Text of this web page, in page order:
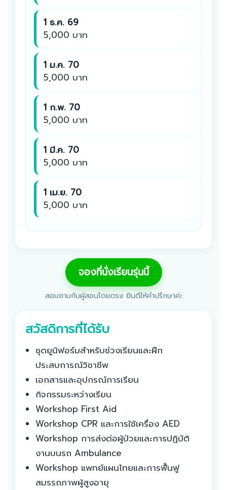
1 ธ.ค. 69
5,000 บาท
1 ม.ค. 70
5,000 บาท
1 ก.พ. 70
5,000 บาท
1 มี.ค. 70
5,000 บาท
1 เม.ย. 70
5,000 บาท
จองที่นั่งเรียนรุ่นนี้
สอบถามกับผู้สอนโดยตรง ยินดีให้คำปรึกษาค่ะ
สวัสดิการที่ได้รับ
ชุดยูนิฟอร์มสำหรับช่วงเรียนและฝึก
ประสบการณ์วิชาชีพ
เอกสารและอุปกรณ์การเรียน
กิจกรรมระหว่างเรียน
Workshop First Aid
Workshop CPR และการใช้เครื่อง AED
Workshop การส่งต่อผู้ป่วยและการปฏิบัติ
งานบนรถ Ambulance
Workshop แพทย์แผนไทยและการฟื้นฟู
สมรรถภาพผู้สูงอายุ